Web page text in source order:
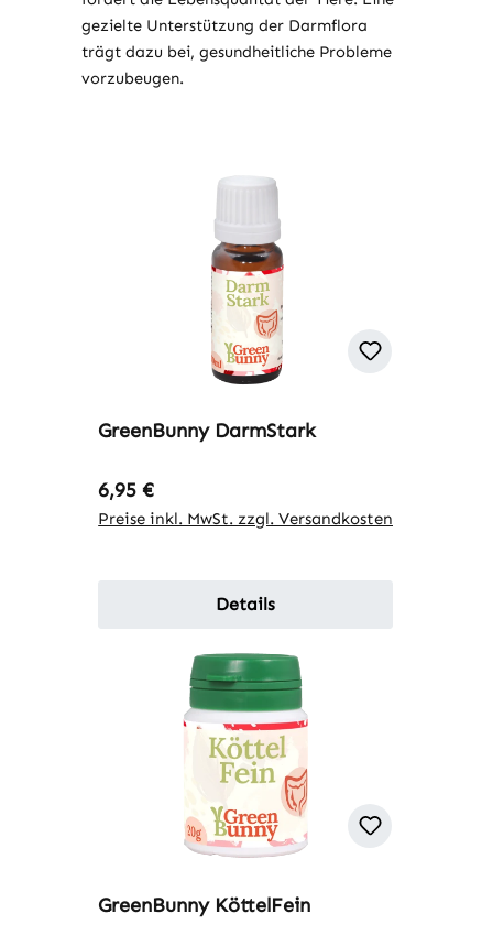
gezielte Unterstützung der Darmflora
trägt dazu bei, gesundheitliche Probleme
vorzubeugen.
GreenBunny DarmStark
Regulärer Preis:
6,95 €
Preise inkl. MwSt. zzgl. Versandkosten
Details
GreenBunny KöttelFein